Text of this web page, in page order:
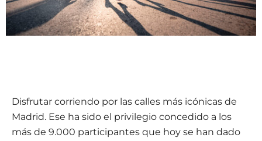
Disfrutar corriendo por las calles más icónicas de
Madrid. Ese ha sido el privilegio concedido a los
más de 9.000 participantes que hoy se han dado